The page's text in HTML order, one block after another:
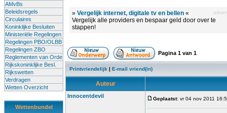
AMvBs
Beleidsregels
Circulaires
Koninklijke Besluiten
Ministeriële Regelingen
Regelingen PBO/OLBB
Regelingen ZBO
Reglementen van Orde
Rijkskoninklijke Besl.
Rijkswetten
Verdragen
Wetten Overzicht
Wettenbundel
» Vergelijk internet, digitale tv en bellen «
Vergelijk alle providers en bespaar geld door over te
stappen!
Pagina 1 van 1
Printvriendelijk | E-mail vriend(in)
Auteur
Innocentdevil Geplaatst: vr 04 nov 2011